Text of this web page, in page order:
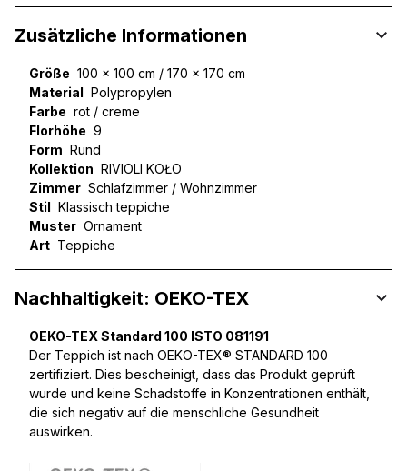
Zusätzliche Informationen
Größe 100 x 100 cm / 170 x 170 cm
Material Polypropylen
Farbe rot / creme
Florhöhe 9
Form Rund
Kollektion RIVIOLI KOŁO
Zimmer Schlafzimmer / Wohnzimmer
Stil Klassisch teppiche
Muster Ornament
Art Teppiche
Nachhaltigkeit: OEKO-TEX
OEKO-TEX Standard 100 ISTO 081191
Der Teppich ist nach OEKO-TEX® STANDARD 100
zertifiziert. Dies bescheinigt, dass das Produkt geprüft
wurde und keine Schadstoffe in Konzentrationen enthält,
die sich negativ auf die menschliche Gesundheit
auswirken.